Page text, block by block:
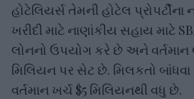
હોટેલિયર્સ તેમની હોટેલ
ખરીદી માટે નાણાંકીય સહાય માટે
લોનનો ઉપયોગ કરે છે અને વર્તમાન
મિલિયન પર સેટ છે. મિલકતો
વર્તમાન ખર્ચ $5 મિલિયનથી વધુ છે.